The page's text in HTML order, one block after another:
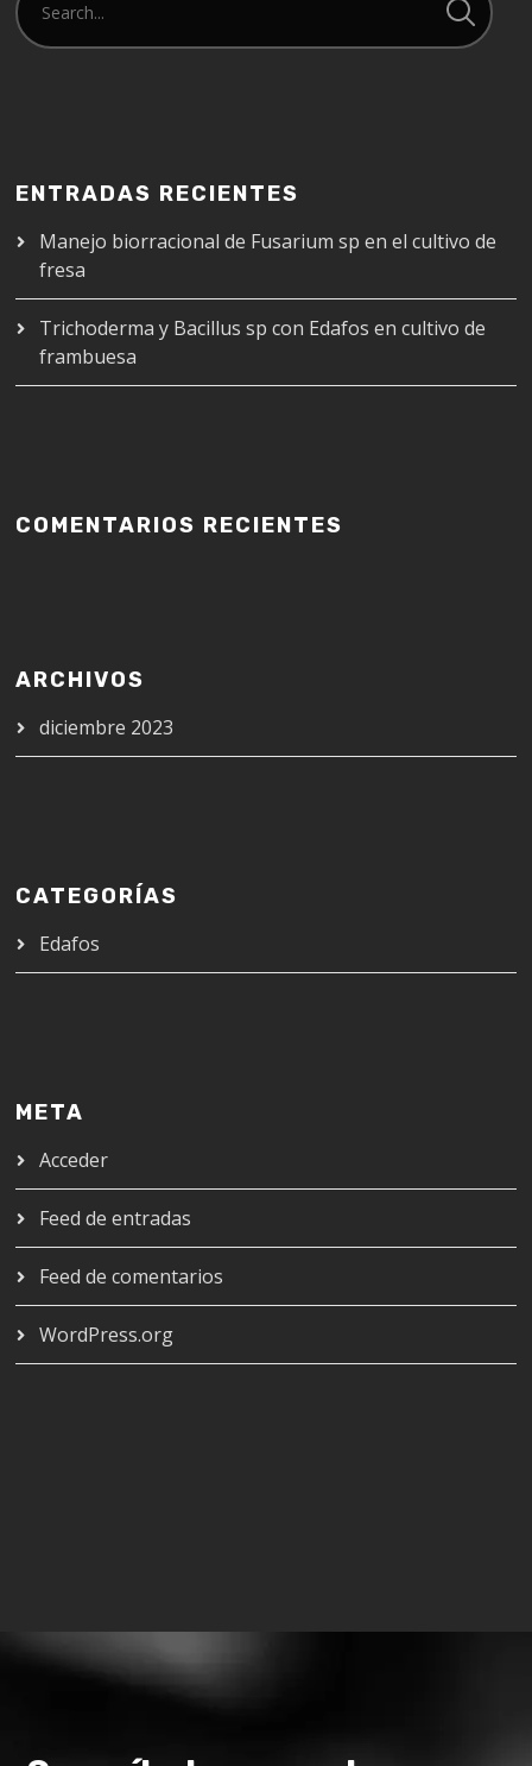
ENTRADAS RECIENTES
Manejo biorracional de Fusarium sp en el cultivo de
fresa
Trichoderma y Bacillus sp con Edafos en cultivo de
frambuesa
COMENTARIOS RECIENTES
ARCHIVOS
diciembre 2023
CATEGORÍAS
Edafos
META
Acceder
Feed de entradas
Feed de comentarios
WordPress.org